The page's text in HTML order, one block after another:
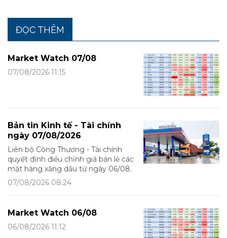
ĐỌC THÊM
Market Watch 07/08
07/08/2026 11:15
Bản tin Kinh tế - Tài chính
ngày 07/08/2026
Liên bộ Công Thương - Tài chính
quyết định điều chỉnh giá bán lẻ các
mặt hàng xăng dầu từ ngày 06/08.
07/08/2026 08:24
Market Watch 06/08
06/08/2026 11:12